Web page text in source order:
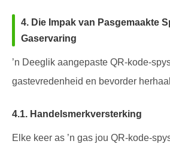
4. Die Impak van Pasgemaakte
Gaservaring
’n Deeglik aangepaste QR-kode-
gastevredenheid en bevorder
4.1. Handelsmerkversterking
Elke keer as ’n gas jou QR-kode-